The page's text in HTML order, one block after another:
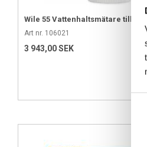
Wile 55 Vattenhaltsmätare tilll
Art nr. 106021
3 943,00 SEK